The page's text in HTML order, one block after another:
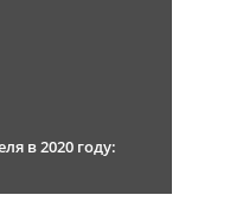
в 2020 году: